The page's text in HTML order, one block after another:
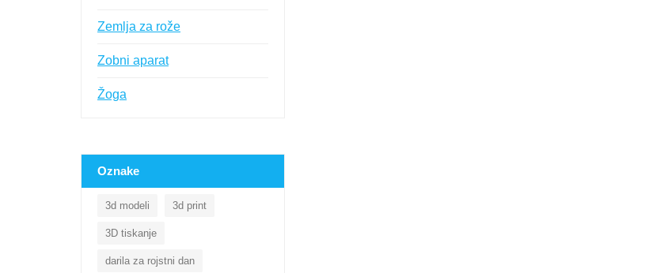
Zemlja za rože
Zobni aparat
Žoga
Oznake
3d modeli 3d print
3D tiskanje
darila za rojstni dan